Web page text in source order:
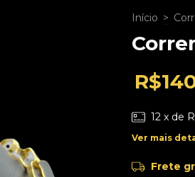
Início >
12 x de
Ver mais
Frete